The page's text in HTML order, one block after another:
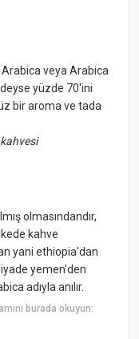
veya Arabica
yüzde 70'ini
bir aroma ve tada
olmasındandır,
kahve
yani ethiopia'dan
yemen'den
adıyla anılır.
burada okuyun: